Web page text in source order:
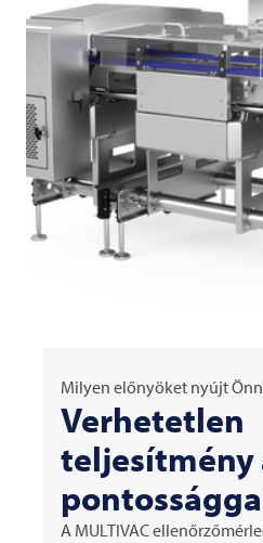
Milyen előnyöket nyújt
Verhetetlen
teljesítmény
A MULTIVAC